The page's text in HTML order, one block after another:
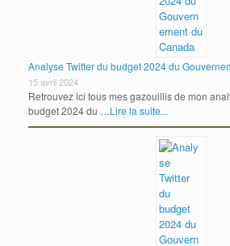
Analyse Twitter du budget 2024 du
15 avril 2024
Retrouvez ici tous mes gazouillis de mon
budget 2024 du …Lire la suite...